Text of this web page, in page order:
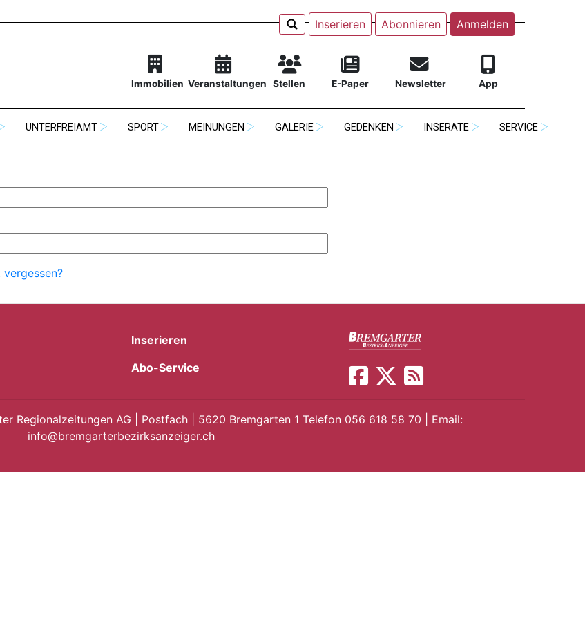
Inserieren Abonnieren Anmelden
Immobilien Veranstaltungen Stellen E-Paper Newsletter App
UNTERFREIAMT SPORT MEINUNGEN GALERIE GEDENKEN INSERATE SERVICE
Inserieren
Abo-Service
Regionalzeitungen AG | Postfach | 5620 Bremgarten 1 Telefon 056 618 58 70 | Email:
info@bremgarterbezirksanzeiger.ch